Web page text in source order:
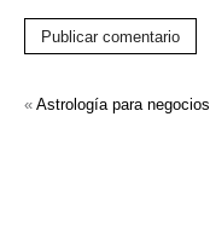
Publicar comentario
« Astrología para negocios